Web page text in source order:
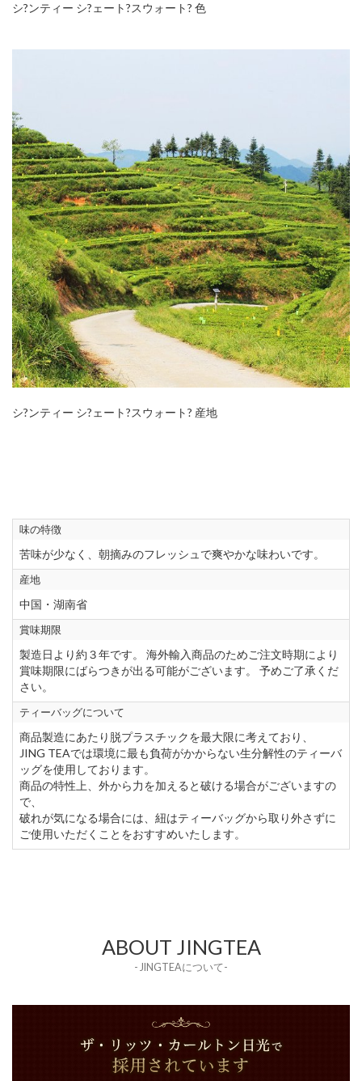
シ?ンティー シ?ェート?スウォート? 色
シ?ンティー シ?ェート?スウォート? 産地
味の特徴
苦味が少なく、朝摘みのフレッシュで爽やかな味わいです。
産地
中国・湖南省
賞味期限
製造日より約３年です。 海外輸入商品のためご注文時期により
賞味期限にばらつきが出る可能がございます。 予めご了承くだ
さい。
ティーバッグについて
商品製造にあたり脱プラスチックを最大限に考えており、
JING TEAでは環境に最も負荷がかからない生分解性のティーバ
ッグを使用しております。
商品の特性上、外から力を加えると破ける場合がございますの
で、
破れが気になる場合には、紐はティーバッグから取り外さずに
ご使用いただくことをおすすめいたします。
ABOUT JINGTEA
- JINGTEAについて-